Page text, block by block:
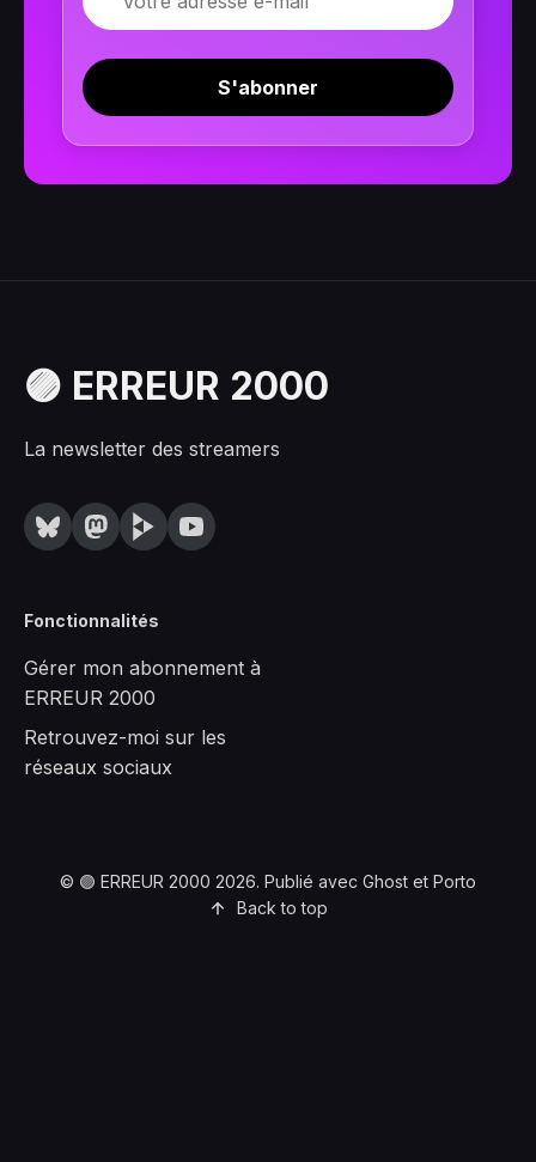
S'abonner
🟣 ERREUR 2000
La newsletter des streamers
Fonctionnalités
Gérer mon abonnement à
ERREUR 2000
Retrouvez-moi sur les
réseaux sociaux
© 🟣 ERREUR 2000 2026. Publié avec Ghost et Porto
Back to top